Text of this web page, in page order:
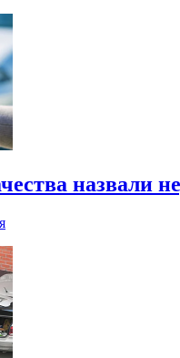
назвали